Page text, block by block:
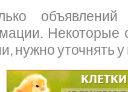
Некоторые
нужно уточнять